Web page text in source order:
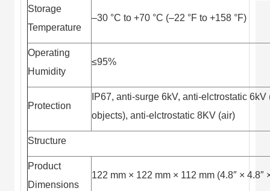
Storage
Temperature
–30 °C to +70 °C (–22 °F to +158 °F)
Operating
Humidity
≤95%
Protection
IP67, anti-surge 6kV, anti-elctrostatic
objects), anti-elctrostatic 8KV (air)
Structure
Product
Dimensions
122 mm × 122 mm × 112 mm (4.8″ × 4.8″